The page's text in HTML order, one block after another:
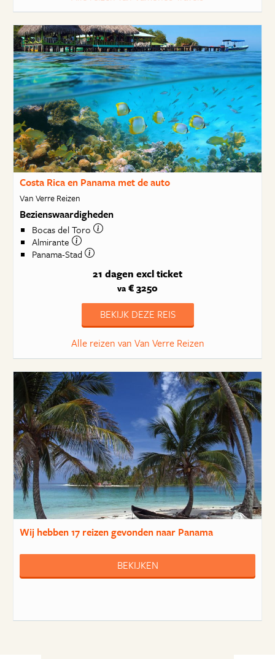
Costa Rica en Panama met de auto
Van Verre Reizen
Bezienswaardigheden
Bocas del Toro
Almirante
Panama-Stad
21 dagen excl ticket
va € 3250
BEKIJK DEZE REIS
Alle reizen van Van Verre Reizen
Wij hebben17 reizengevonden naar Panama
BEKIJKEN